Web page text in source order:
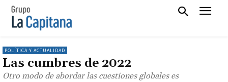
POLÍTICA Y ACTUALIDAD
Las cumbres de 2022
Otro modo de abordar las cuestiones globales es